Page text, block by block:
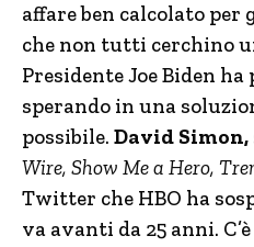
affare ben calcolato
che non tutti cerchino
Presidente Joe Biden
sperando in una
possibile. David Simon,
Wire, Show Me a Hero,
Twitter che HBO ha
va avanti da 25 anni.